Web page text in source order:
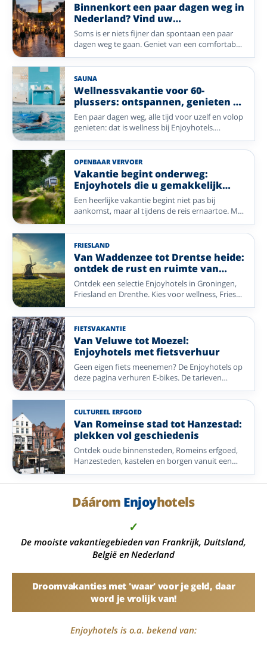
Binnenkort een paar dagen weg in
Nederland? Vind uw
Enjoyvakantie; van eilandleven tot
wellness
Soms is er niets fijner dan spontaan een paar
dagen weg te gaan. Geniet van een comfortabel
verblijf, heerlijke maaltijden, gezellig
entertainment en de persoonlijke gastvrijheid
van een Enjoyhotel. Of u nu kiest voor de
Waddeneilanden of een sfeervolle stad: uw
ontspannen vakantie begint hier.
SAUNA
Wellnessvakantie voor 60-
plussers: ontspannen, genieten en
opladen
Een paar dagen weg, alle tijd voor uzelf en volop
genieten: dat is wellness bij Enjoyhotels.
Ontspan in de sauna of het zwembad, geniet
van lekker eten en trek eropuit voor een
wandeling of ontdekkingstocht in de omgeving.
Bij deze hotels draait uw vakantie om rust,
comfort en genieten – zonder dat u iets hoeft te
regelen. Of u nu samen weggaat of uzelf gewoon
eens wilt verwennen met een paar dagen
ontspanning: laat de dagelijkse drukte achter u
en kom heerlijk opgeladen weer thuis.
OPENBAAR VERVOER
Vakantie begint onderweg:
Enjoyhotels die u gemakkelijk
bereikt met het OV
Een heerlijke vakantie begint niet pas bij
aankomst, maar al tijdens de reis ernaartoe. Met
deze selectie Enjoyhotels reist u comfortabel
met het openbaar vervoer naar bijzondere
bestemmingen zoals de Belgische kust, het
rustige noorden en de prachtige
Waddeneilanden. Of u nu wilt uitwaaien aan zee,
genieten van eilandrust of de charme van het
Groningse landschap wilt ontdekken: uw
vakantie is eenvoudig bereikbaar zonder dat u
zelf hoeft te rijden. Stap ontspannen in de trein,
laat de reis aan u voorbijgaan en geniet vanaf
het eerste moment van uw verblijf.
FRIESLAND
Van Waddenzee tot Drentse heide:
ontdek de rust en ruimte van
Noord-Nederland met Enjoyhotels
Ontdek een selectie Enjoyhotels in Groningen,
Friesland en Drenthe. Kies voor wellness, Friese
meren, Waddeneilanden, UNESCO-erfgoed of
bos en heide.
FIETSVAKANTIE
Van Veluwe tot Moezel:
Enjoyhotels met fietsverhuur
Geen eigen fiets meenemen? De Enjoyhotels op
deze pagina verhuren E-bikes. De tarieven
verschillen per hotel. Kies een fietsregio in
Nederland of Duitsland, van kust en rivierdal tot
bos en heide.
CULTUREEL ERFGOED
Van Romeinse stad tot Hanzestad:
plekken vol geschiedenis
Ontdek oude binnensteden, Romeins erfgoed,
Hanzesteden, kastelen en borgen vanuit een
selectie Enjoyhotels in Nederland, België,
Duitsland en Frankrijk.
Dáárom Enjoyhotels
✓
De mooiste vakantiegebieden van Frankrijk, Duitsland,
België en Nederland
Droomvakanties met 'waar' voor je geld, daar
word je vrolijk van!
Enjoyhotels is o.a. bekend van: